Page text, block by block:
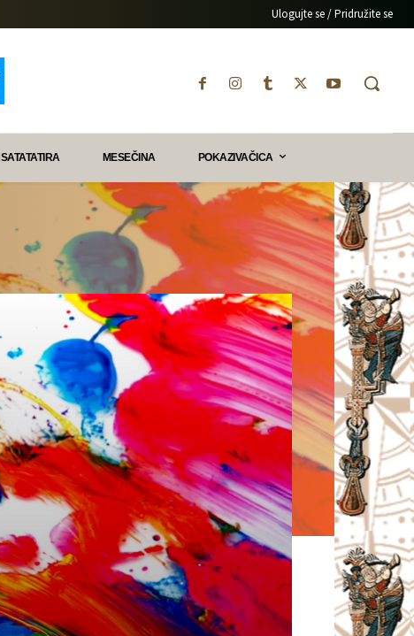
Ulogujte se / Pridružite se
SATATATIRA MESEČINA POKAZIVAČICA